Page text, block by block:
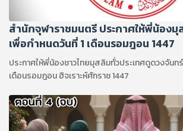
สำนักจุฬาราชมนตรี ประกาศให้พี่น้อง
เพื่อกำหนดวันที่ 1 เดือนรอมฎอน 1447
ประกาศให้พี่น้องชาวไทยมุสลิมทั่วประเทศดูดวงจันท
เดือนรอมฎอน ฮิจเราะห์ศักราช 1447